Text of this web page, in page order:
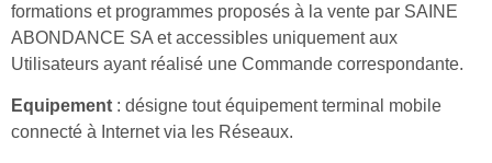
formations et programmes proposés à la vente par SAINE
ABONDANCE SA et accessibles uniquement aux
Utilisateurs ayant réalisé une Commande correspondante.
Equipement : désigne tout équipement terminal mobile
connecté à Internet via les Réseaux.